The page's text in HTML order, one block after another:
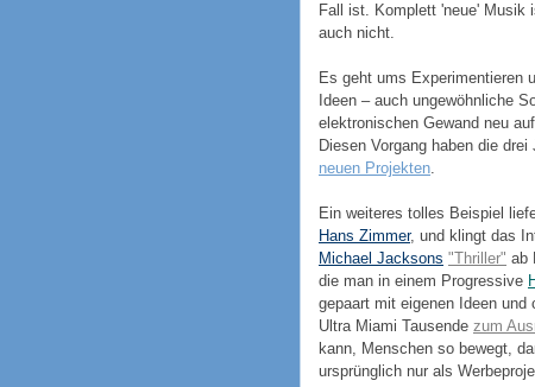
Fall ist. Komplett 'neue' Musik
auch nicht.
Es geht ums Experimentieren
Ideen – auch ungewöhnliche
elektronischen Gewand neu
Diesen Vorgang haben die
neuen Projekten.
Ein weiteres tolles Beispiel
Hans Zimmer, und klingt das
Michael Jacksons "Thriller" ab
die man in einem Progressive
gepaart mit eigenen Ideen
Ultra Miami Tausende zum
kann, Menschen so bewegt,
ursprünglich nur als